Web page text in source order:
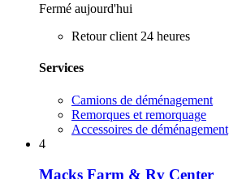
Fermé aujourd'hui
Retour client 24 heures
Services
Camions de déménagement
Remorques et remorquage
Accessoires de déménagement
4
Macks Farm & Rv Center